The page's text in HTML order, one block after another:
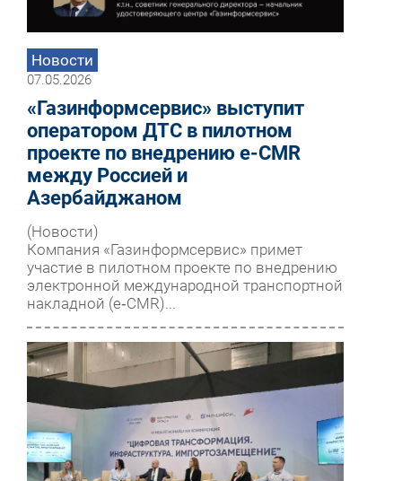
Новости
07.05.2026
«Газинформсервис» выступит
оператором ДТС в пилотном
проекте по внедрению e-CMR
между Россией и
Азербайджаном
(Новости)
Компания «Газинформсервис» примет
участие в пилотном проекте по внедрению
электронной международной транспортной
накладной (e‑CMR)...